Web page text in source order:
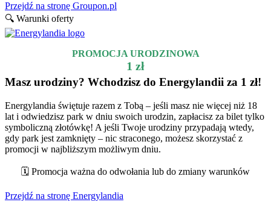
Przejdź na stronę Groupon.pl
🔍 Warunki oferty
PROMOCJA URODZINOWA
1 zł
Masz urodziny? Wchodzisz do Energylandii za 1 zł!
Energylandia świętuje razem z Tobą – jeśli masz nie więcej niż 18
lat i odwiedzisz park w dniu swoich urodzin, zapłacisz za bilet tylko
symboliczną złotówkę! A jeśli Twoje urodziny przypadają wtedy,
gdy park jest zamknięty – nic straconego, możesz skorzystać z
promocji w najbliższym możliwym dniu.
🗓️ Promocja ważna do odwołania lub do zmiany warunków
Przejdź na stronę Energylandia